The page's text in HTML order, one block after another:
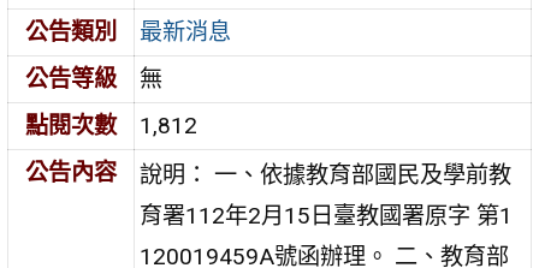
公告類別
最新消息
公告等級
無
點閱次數
1,812
公告內容
說明： 一、依據教育部國民及學前教
育署112年2月15日臺教國署原字 第1
120019459A號函辦理。 二、教育部